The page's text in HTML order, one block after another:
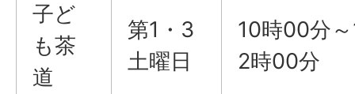
子ど
も茶
道
第1・3
土曜日
10時00分
2時00分